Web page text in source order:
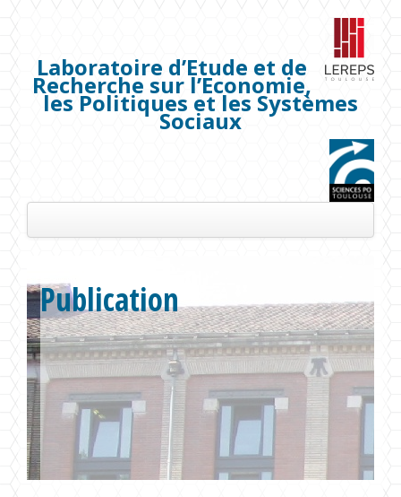
Laboratoire d’Etude et de
Recherche sur l’Economie,
les Politiques et les Systèmes
Sociaux
Les membres
Séminaires
Publications
Projets de recherche
Formations
Publication